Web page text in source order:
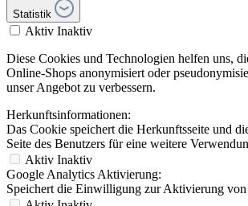
Statistik
Aktiv Inaktiv
Diese Cookies und Technologien helfen uns,
Online-Shops anonymisiert oder
unser Angebot zu verbessern.
Herkunftsinformationen:
Das Cookie speichert die Herkunftsseite und
Seite des Benutzers für eine weitere
Aktiv Inaktiv
Google Analytics Aktivierung:
Speichert die Einwilligung zur Aktivierung